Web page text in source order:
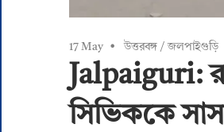
17 May উত্তরবঙ্গ /জলপাইগুড়ি
Jalpaiguri:
সিভিককে